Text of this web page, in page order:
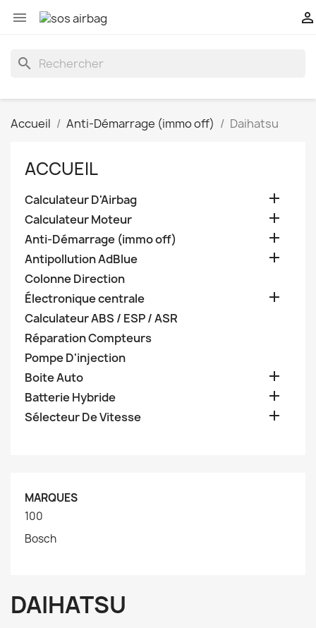
 
search
Accueil Anti-Démarrage (immo off) Daihatsu
ACCUEIL
Calculateur D'Airbag 
Calculateur Moteur 
Anti-Démarrage (immo off) 
Antipollution AdBlue 
Colonne Direction
Électronique centrale

Calculateur ABS / ESP / ASR
Réparation Compteurs
Pompe D'injection
Boite Auto

Batterie Hybride 
Sélecteur De Vitesse 
MARQUES
100
Bosch
DAIHATSU